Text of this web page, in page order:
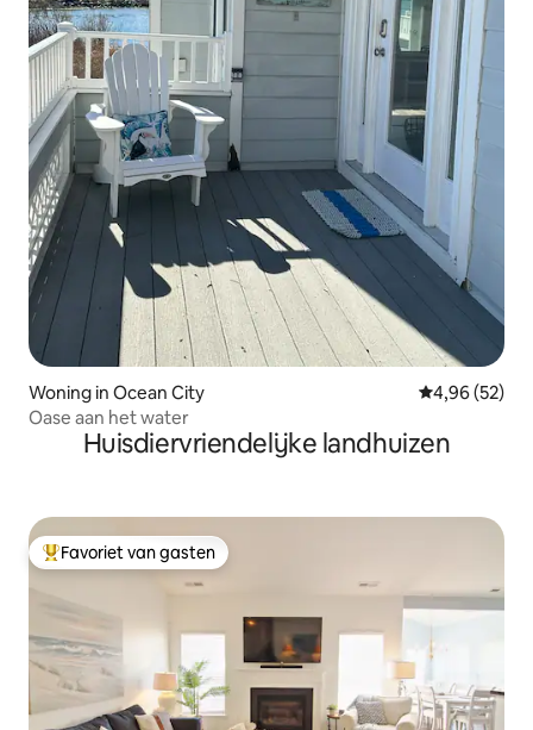
Woning in Ocean City Gemiddelde
4,96 (52)
Oase aan het water
Huisdiervriendelijke landhuizen
Topfavoriet van gasten
Favoriet van gasten